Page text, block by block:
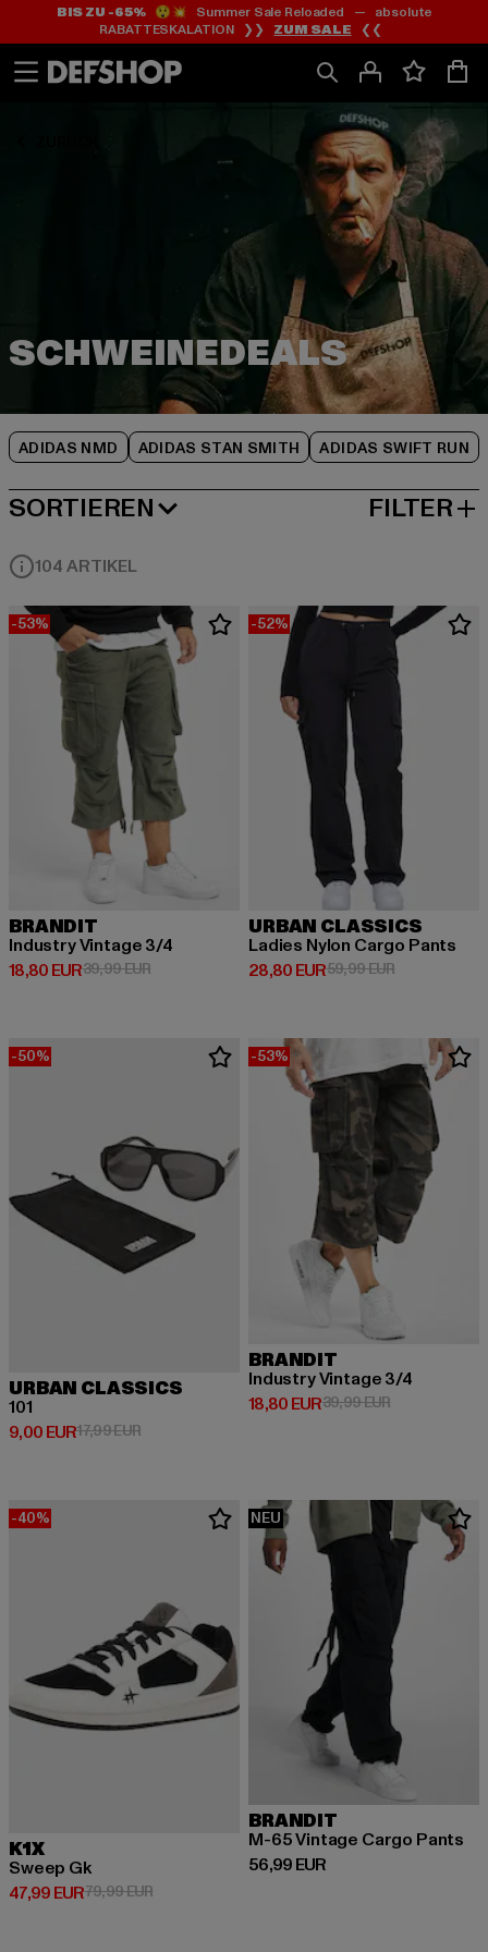
Zum
Inhalt
springen
Zum
Fußzeile
springen
BIS ZU -65%😲💥 Summer Sale Reloaded — absolute
RABATTESKALATION ❯❯ ZUM SALE ❮❮
ADIDAS NMD ADIDAS STAN SMITH ADIDAS SWIFT RUN
Zum
Produktraster
springen
SORTIEREN
BELIEBTESTE FILTER
104 ARTIKEL
-53%
BRANDIT
Industry Vintage 3/4
18,80 EUR
Derzeitiger Preis: 18,80 EUR
39,99 EURAktionspreis: 39,99 EUR
-52%
URBAN CLASSICS
Ladies Nylon Cargo Pants
28,80 EUR
Derzeitiger Preis: 28,80 EUR
59,99 EURAktionspreis:
-50%
URBAN CLASSICS
101
9,00 EUR
Derzeitiger Preis: 9,00 EUR
17,99 EURAktionspreis: 17,99 EUR
-53%
BRANDIT
Industry Vintage 3/4
18,80 EUR
Derzeitiger Preis: 18,80 EUR
39,99 EURAktionspreis:
-40%
K1X
Sweep Gk
47,99 EUR
Derzeitiger Preis: 47,99 EUR
79,99 EURAktionspreis: 79,99 EUR
NEU
BRANDIT
M-65 Vintage Cargo Pants
56,99 EUR
Derzeitiger Preis: 56,99 EUR